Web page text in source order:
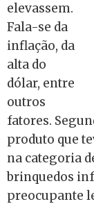
elevassem.
Fala-se da
inflação, da
alta do
dólar, entre
outros
fatores.
produto que
na categoria
brinquedos
preocupante